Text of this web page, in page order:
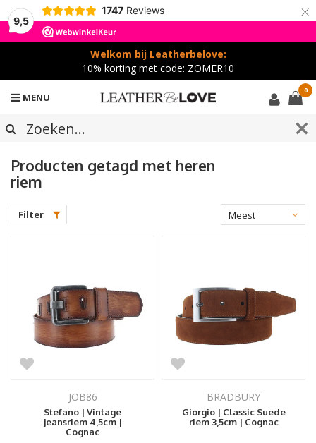
9,5
1747 Reviews ×
Welkom bij Leatherbelove:
10% korting met code: ZOMER10
MENU
0
Producten getagd met heren
riem
Filter
Meest
JOB86
Stefano | Vintage
jeansriem 4,5cm |
Cognac
BRADBURY
Giorgio | Classic Suede
riem 3,5cm | Cognac